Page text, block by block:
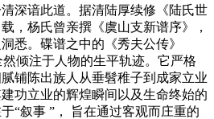
深谙此道。据清陆厚续修《陆氏世
，杨氏曾亲撰《虞山支新谱序》，
悉。碟谱之中的《秀夫公传》
倾注于人物的生平轨迹。它严格
铺陈出族人从垂髫稚子到成家立业
功立业的辉煌瞬间以及生命终始的
“叙事 ”， 旨在通过客观而庄重的